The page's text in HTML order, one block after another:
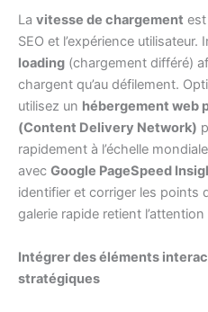
La vitesse de chargement
SEO et l’expérience utilisateur.
loading (chargement différé)
chargent qu’au défilement.
utilisez un hébergement web
(Content Delivery Network)
rapidement à l’échelle
avec Google PageSpeed
identifier et corriger les points
galerie rapide retient
Intégrer des éléments
stratégiques